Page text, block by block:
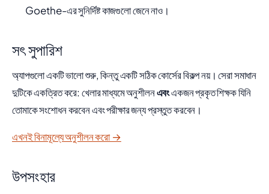
Goethe-এর সুনির্দিষ্ট কাজগুলো জেনে নাও।
সৎ সুপারিশ
অ্যাপগুলো একটি ভালো শুরু, কিন্তু একটি সঠিক কোর্সের বিকল্প নয়। সেরা সমাধান
দুটিকে একত্রিত করে: খেলার মাধ্যমে অনুশীলনএবংএকজন প্রকৃত শিক্ষক যিনি
তোমাকে সংশোধন করবেন এবং পরীক্ষার জন্য প্রস্তুত করবেন।
এখনই বিনামূল্যে অনুশীলন করো →
উপসংহার